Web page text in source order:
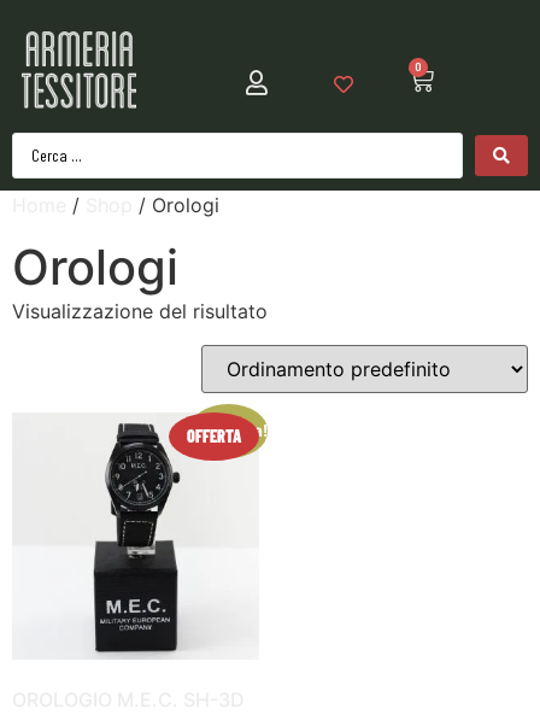
0
/ / Orologi
Orologi
Visualizzazione del risultato
In offerta!
OFFERTA